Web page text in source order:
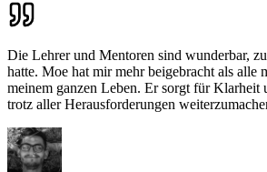
Die Lehrer und Mentoren sind wunderbar,
hatte. Moe hat mir mehr beigebracht als alle
meinem ganzen Leben. Er sorgt für Klarheit
trotz aller Herausforderungen